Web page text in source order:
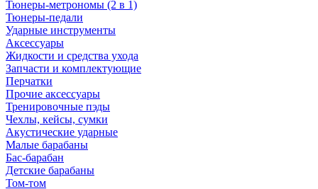
Тюнеры-метрономы (2 в 1)
Тюнеры-педали
Ударные инструменты
Аксессуары
Жидкости и средства ухода
Запчасти и комплектующие
Перчатки
Прочие аксессуары
Тренировочные пэды
Чехлы, кейсы, сумки
Акустические ударные
Mалые барабаны
Бас-барабан
Детские барабаны
Том-том